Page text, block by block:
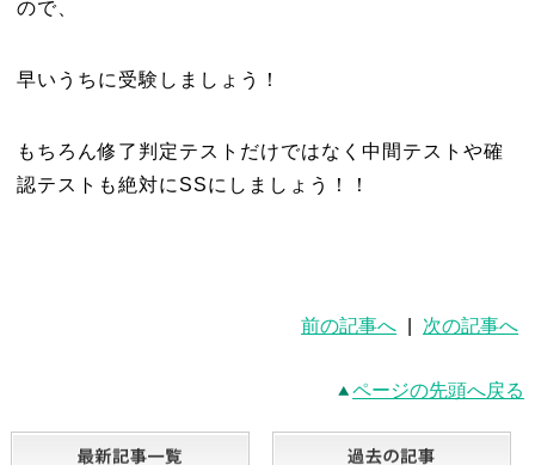
ので、
早いうちに受験しましょう！
もちろん修了判定テストだけではなく中間テストや確
認テストも絶対にSSにしましょう！！
前の記事へ 次の記事へ
ページの先頭へ戻る
最新記事一覧